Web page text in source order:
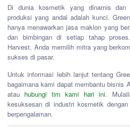
Di dunia kosmetik yang dinamis dan
produksi yang andal adalah kunci.
hanya menawarkan jasa maklon yang
dan bimbingan di setiap tahap
Harvest, Anda memilih mitra yang
sukses di pasar.
Untuk informasi lebih lanjut tentang
bagaimana kami dapat membantu bisnis
atau hubungi tim kami hari ini.
kesuksesan di industri kosmetik
berpengalaman.